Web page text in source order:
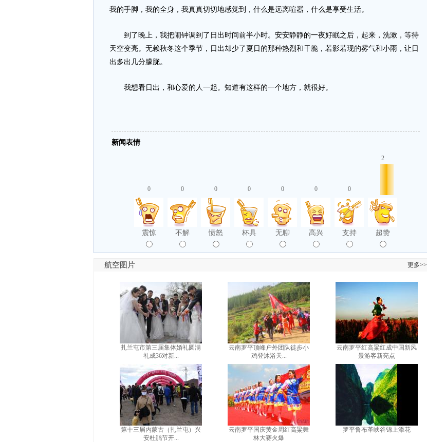
我的手脚，我的全身，我真真切切地感觉到，什么是远离喧嚣，什么是享受生活。
到了晚上，我把闹钟调到了日出时间前半小时。安安静静的一夜好眠之后，起来，洗漱，等待
天空变亮。无赖秋冬这个季节，日出却少了夏日的那种热烈和干脆，若影若现的雾气和小雨，让日
出多出几分朦胧。
我想看日出，和心爱的人一起。知道有这样的一个地方，就很好。
新闻表情
0
震惊
0
不解
0
愤怒
0
杯具
0
无聊
0
高兴
0
支持
2
超赞
航空图片 更多>>
扎兰屯市第三届集体婚礼圆满
礼成36对新...
第十三届内蒙古（扎兰屯）兴
安杜鹃节开...
云南罗平顶峰户外团队徒步小
鸡登沐浴天...
云南罗平国庆黄金周红高粱舞
林大赛火爆
云南罗平红高粱红成中国新风
景游客新亮点
罗平鲁布革峡谷锦上添花